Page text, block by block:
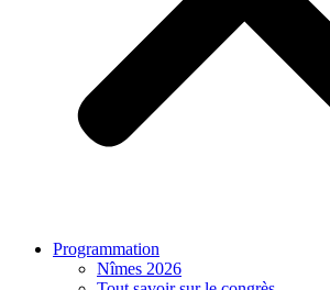
Programmation
Nîmes 2026